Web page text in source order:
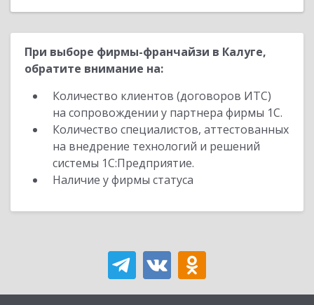
При выборе фирмы-франчайзи в Калуге,
обратите внимание на:
Количество клиентов (договоров ИТС)
на сопровождении у партнера фирмы 1С.
Количество специалистов, аттестованных
на внедрение технологий и решений
системы 1С:Предприятие.
Наличие у фирмы статуса